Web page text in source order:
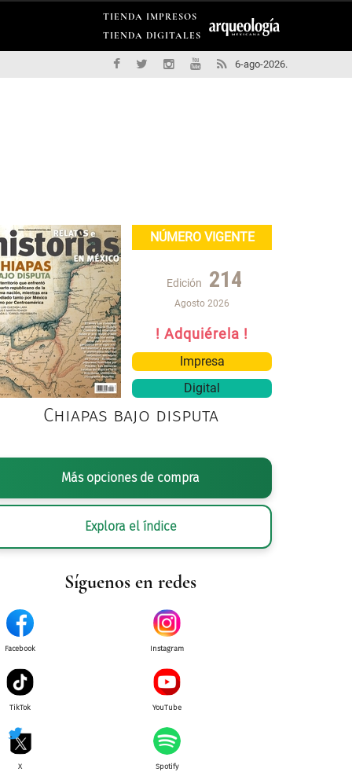
TIENDA IMPRESOS
TIENDA DIGITALES
6-ago-2026.
NÚMERO VIGENTE
Edición 214
Agosto 2026
! Adquiérela !
Impresa
Digital
Chiapas bajo disputa
Más opciones de compra
Explora el índice
Síguenos en redes
Facebook Instagram
TikTok YouTube
X Spotify